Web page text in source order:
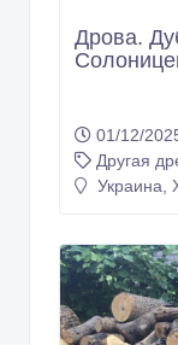
Дрова.
01/12/
Другая
Украина,